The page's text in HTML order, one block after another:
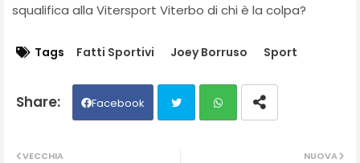
squalifica alla Vitersport Viterbo di chi è la colpa?
Tags Fatti Sportivi Joey Borruso Sport
Facebook
NUOVA
VECCHIA